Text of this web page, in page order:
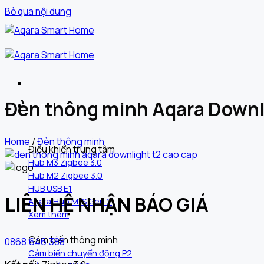
Bỏ qua nội dung
Sản phẩm
Điều khiển trung tâm
Hub M3 Zigbee 3.0
Hub M2 Zigbee 3.0
HUB USB E1
Aqara Hub M1S Gen 2
Xem thêm
Cảm biến thông minh
Cảm biến chuyển động P2
Đèn thông minh Aqara
Home /Đèn thông minh
LIÊN HỆ NHẬN BÁO GIÁ
0868.646.388